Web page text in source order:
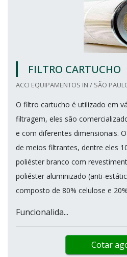
FILTRO CARTUCHO
ACCI EQUIPAMENTOS IN / SÃO
O filtro cartucho é utilizado em
filtragem, eles são
e com diferentes dimensionais.
de meios filtrantes, dentre eles
poliéster branco com
poliéster aluminizado (anti-
composto de 80% celulose e
Funcionalida...
Cotar